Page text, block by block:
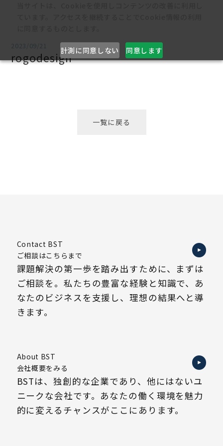
計測に同意しない 同意します
2023/09/21
rogodesign
一覧に戻る
Contact BST
ご相談はこちらまで
課題解決の第一歩を踏み出すために、まずは
ご相談を。私たちの豊富な経験と知識で、あ
なたのビジネスを支援し、理想の結果へと導
きます。
About BST
会社概要をみる
BSTは、独創的な企業であり、他にはないユ
ニークな会社です。あなたの働く環境を魅力
的に変えるチャンスがここにあります。